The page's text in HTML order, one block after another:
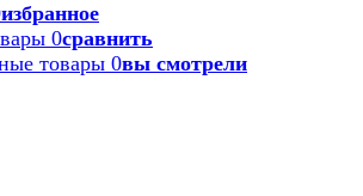
избранное
0сравнить
товары 0вы смотрели